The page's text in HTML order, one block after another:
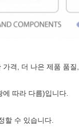
격, 더 나은 제품 품
따라 다름)입니다.
할 수 있습니다.